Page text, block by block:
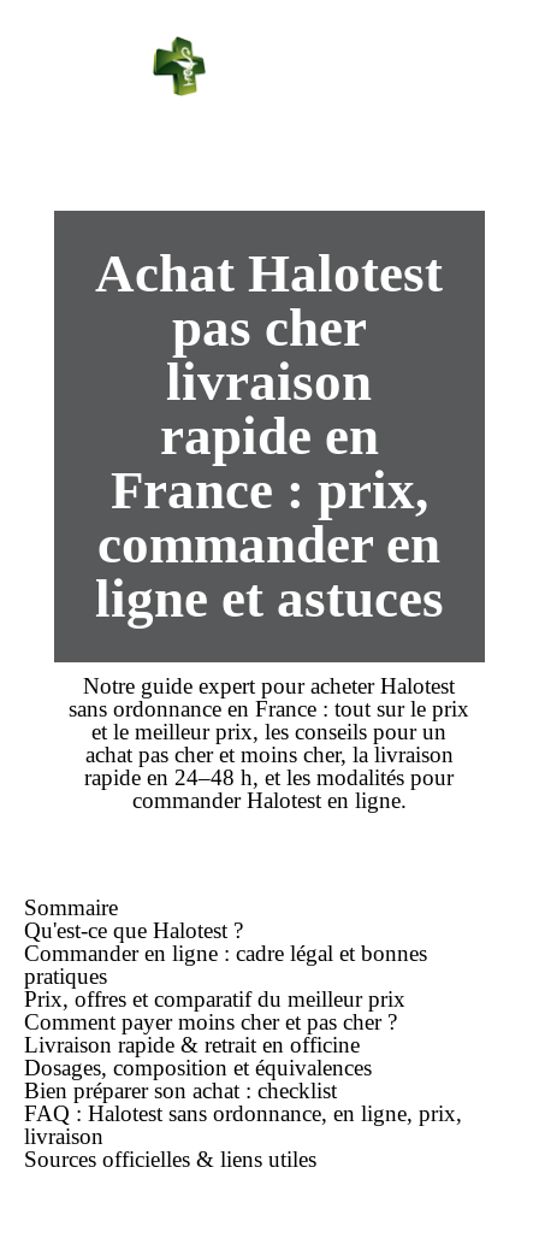
Achat Halotest
pas cher
livraison
rapide en
France : prix,
commander en
ligne et astuces
Notre guide expert pouracheterHalotest
sans ordonnance en France : tout sur leprix
et lemeilleur prix, les conseils pour un
achat pas cheret moins cher, la livraison
rapide en 24–48 h, et les modalités pour
commanderHalotest en ligne.
Sommaire
Qu'est-ce que Halotest ?
Commanderen ligne : cadre légal et bonnes
pratiques
Prix, offres et comparatif du meilleur prix
Comment payermoins cheret pas cher?
Livraison rapide & retrait en officine
Dosages, composition et équivalences
Bien préparer son achat : checklist
FAQ : Halotest sans ordonnance, en ligne, prix,
livraison
Sources officielles & liens utiles